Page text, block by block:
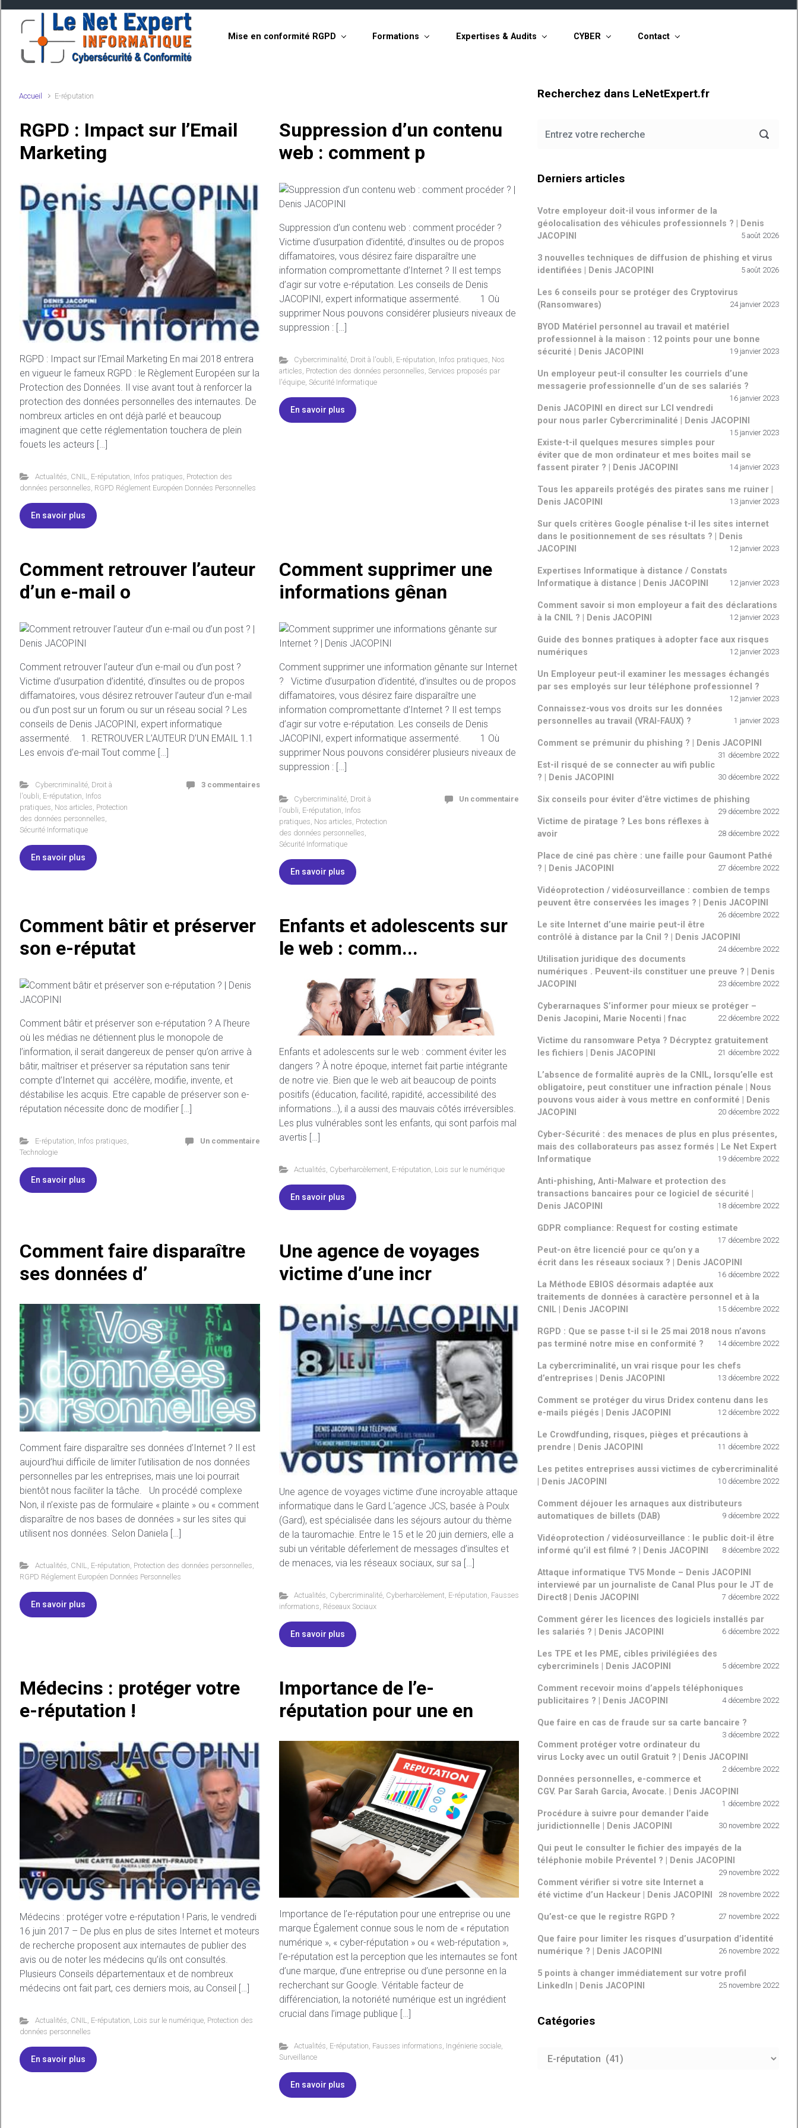
Skip to main content
Mise en conformité RGPD Formations Expertises & Audits CYBER Contact
Accueil E-réputation
RGPD : Impact sur l’Email
Marketing
RGPD : Impact sur l’Email Marketing En mai 2018 entrera
en vigueur le fameux RGPD : le Règlement Européen sur la
Protection des Données. Il vise avant tout à renforcer la
protection des données personnelles des internautes. De
nombreux articles en ont déjà parlé et beaucoup
imaginent que cette réglementation touchera de plein
fouets les acteurs […]
Actualités CNIL E-réputation Infos pratiques Protection des
données personnelles RGPD Réglement Européen Données Personnelles
En savoir plus
Suppression d’un contenu
web : comment p
Suppression d’un contenu web : comment procéder ?
Victime d’usurpation d’identité, d’insultes ou de propos
diffamatoires, vous désirez faire disparaître une
information compromettante d’Internet ? Il est temps
d’agir sur votre e-réputation. Les conseils de Denis
JACOPINI, expert informatique assermenté. 1 Où
supprimer Nous pouvons considérer plusieurs niveaux de
suppression : […]
Cybercriminalité, Droit à l'oubli, E-réputation, Infos pratiques, Nos
articles, Protection des données personnelles, Services proposés par
l'équipe, Sécurité Informatique
En savoir plus
Comment retrouver l’auteur
d’un e-mail o
Comment retrouver l’auteur d’un e-mail ou d’un post ?
Victime d’usurpation d’identité, d’insultes ou de propos
diffamatoires, vous désirez retrouver l’auteur d’un e-mail
ou d’un post sur un forum ou sur un réseau social ? Les
conseils de Denis JACOPINI, expert informatique
assermenté. 1. RETROUVER L’AUTEUR D’UN EMAIL 1.1
Les envois d’e-mail Tout comme […]
Cybercriminalité, Droit à
l'oubli E-réputation Infos
pratiques Nos articles Protection
des données personnelles
Sécurité Informatique
3 commentaires
En savoir plus
Comment supprimer une
informations gênan
Comment supprimer une information gênante sur Internet
? Victime d’usurpation d’identité, d’insultes ou de propos
diffamatoires, vous désirez faire disparaître une
information compromettante d’Internet ? Il est temps
d’agir sur votre e-réputation. Les conseils de Denis
JACOPINI, expert informatique assermenté. 1 Où
supprimer Nous pouvons considérer plusieurs niveaux de
suppression : […]
Cybercriminalité Droit à
l'oubli E-réputation Infos
pratiques Nos articles Protection
des données personnelles
Sécurité Informatique
Un commentaire
En savoir plus
Comment bâtir et préserver
son e-réputat
Comment bâtir et préserver son e-réputation ? A l’heure
où les médias ne détiennent plus le monopole de
l’information, il serait dangereux de penser qu’on arrive à
bâtir, maîtriser et préserver sa réputation sans tenir
compte d’Internet qui accélère, modifie, invente, et
déstabilise les acquis. Etre capable de préserver son e-
réputation nécessite donc de modifier […]
E-réputation Infos pratiques
Technologie
Un commentaire
En savoir plus
Enfants et adolescents sur
le web : comm...
Enfants et adolescents sur le web : comment éviter les
dangers ? À notre époque, internet fait partie intégrante
de notre vie. Bien que le web ait beaucoup de points
positifs (éducation, facilité, rapidité, accessibilité des
informations…), il a aussi des mauvais côtés irréversibles.
Les plus vulnérables sont les enfants, qui sont parfois mal
avertis […]
Actualités Cyberharcèlement E-réputation Lois sur le numérique
En savoir plus
Comment faire disparaître
ses données d’
Comment faire disparaître ses données d’Internet ? Il est
aujourd’hui difficile de limiter l’utilisation de nos données
personnelles par les entreprises, mais une loi pourrait
bientôt nous faciliter la tâche. Un procédé complexe
Non, il n’existe pas de formulaire « plainte » ou « comment
disparaître de nos bases de données » sur les sites qui
utilisent nos données. Selon Daniela […]
Actualités CNIL E-réputation Protection des données personnelles
RGPD Réglement Européen Données Personnelles
En savoir plus
Une agence de voyages
victime d’une incr
Une agence de voyages victime d’une incroyable attaque
informatique dans le Gard L‘agence JCS, basée à Poulx
(Gard), est spécialisée dans les séjours autour du thème
de la tauromachie. Entre le 15 et le 20 juin derniers, elle a
subi un véritable déferlement de messages d’insultes et
de menaces, via les réseaux sociaux, sur sa […]
Actualités, Cybercriminalité, Cyberharcèlement, E-réputation, Fausses
informations, Réseaux Sociaux
En savoir plus
Médecins : protéger votre
e-réputation !
Médecins : protéger votre e-réputation ! Paris, le vendredi
16 juin 2017 – De plus en plus de sites Internet et moteurs
de recherche proposent aux internautes de publier des
avis ou de noter les médecins qu’ils ont consultés.
Plusieurs Conseils départementaux et de nombreux
médecins ont fait part, ces derniers mois, au Conseil […]
Actualités CNIL E-réputation Lois sur le numérique, Protection des
données personnelles
En savoir plus
Importance de l’e-
réputation pour une en
Importance de l’e-réputation pour une entreprise ou une
marque Également connue sous le nom de « réputation
numérique », « cyber-réputation » ou « web-réputation »,
l’e-réputation est la perception que les internautes se font
d’une marque, d’une entreprise ou d’une personne en la
recherchant sur Google. Véritable facteur de
différenciation, la notoriété numérique est un ingrédient
crucial dans l’image publique […]
Actualités, E-réputation, Fausses informations, Ingénierie sociale,
Surveillance
En savoir plus
Recherchez dans LeNetExpert.fr
Derniers articles
Votre employeur doit-il vous informer de la
géolocalisation des véhicules professionnels ? | Denis
JACOPINI
5 août 2026
3 nouvelles techniques de diffusion de phishing et virus
identifiées | Denis JACOPINI
5 août 2026
Les 6 conseils pour se protéger des Cryptovirus
(Ransomwares)
24 janvier 2023
BYOD Matériel personnel au travail et matériel
professionnel à la maison : 12 points pour une bonne
sécurité | Denis JACOPINI
19 janvier 2023
Un employeur peut-il consulter les courriels d’une
messagerie professionnelle d’un de ses salariés ?
16 janvier 2023
Denis JACOPINI en direct sur LCI vendredi
pour nous parler Cybercriminalité | Denis JACOPINI
15 janvier 2023
Existe-t-il quelques mesures simples pour
éviter que de mon ordinateur et mes boites mail se
fassent pirater ? | Denis JACOPINI
14 janvier 2023
Tous les appareils protégés des pirates sans me ruiner |
Denis JACOPINI
13 janvier 2023
Sur quels critères Google pénalise t-il les sites internet
dans le positionnement de ses résultats ? | Denis
JACOPINI
12 janvier 2023
Expertises Informatique à distance / Constats
Informatique à distance | Denis JACOPINI
12 janvier 2023
Comment savoir si mon employeur a fait des déclarations
à la CNIL ? | Denis JACOPINI
12 janvier 2023
Guide des bonnes pratiques à adopter face aux risques
numériques
12 janvier 2023
Un Employeur peut-il examiner les messages échangés
par ses employés sur leur téléphone professionnel ?
12 janvier 2023
Connaissez-vous vos droits sur les données
personnelles au travail (VRAI-FAUX) ?
1 janvier 2023
Comment se prémunir du phishing ? | Denis JACOPINI
31 décembre 2022
Est-il risqué de se connecter au wifi public
? | Denis JACOPINI
30 décembre 2022
Six conseils pour éviter d’être victimes de phishing
29 décembre 2022
Victime de piratage ? Les bons réflexes à
avoir
28 décembre 2022
Place de ciné pas chère : une faille pour Gaumont Pathé
? | Denis JACOPINI
27 décembre 2022
Vidéoprotection / vidéosurveillance : combien de temps
peuvent être conservées les images ? | Denis JACOPINI
26 décembre 2022
Le site Internet d’une mairie peut-il être
contrôlé à distance par la Cnil ? | Denis JACOPINI
24 décembre 2022
Utilisation juridique des documents
numériques . Peuvent-ils constituer une preuve ? | Denis
JACOPINI
23 décembre 2022
Cyberarnaques S’informer pour mieux se protéger –
Denis Jacopini, Marie Nocenti | fnac
22 décembre 2022
Victime du ransomware Petya ? Décryptez gratuitement
les fichiers | Denis JACOPINI
21 décembre 2022
L’absence de formalité auprès de la CNIL, lorsqu’elle est
obligatoire, peut constituer une infraction pénale | Nous
pouvons vous aider à vous mettre en conformité | Denis
JACOPINI
20 décembre 2022
Cyber-Sécurité : des menaces de plus en plus présentes,
mais des collaborateurs pas assez formés | Le Net Expert
Informatique
19 décembre 2022
Anti-phishing, Anti-Malware et protection des
transactions bancaires pour ce logiciel de sécurité |
Denis JACOPINI
18 décembre 2022
GDPR compliance: Request for costing estimate
17 décembre 2022
Peut-on être licencié pour ce qu’on y a
écrit dans les réseaux sociaux ? | Denis JACOPINI
16 décembre 2022
La Méthode EBIOS désormais adaptée aux
traitements de données à caractère personnel et à la
CNIL | Denis JACOPINI
15 décembre 2022
RGPD : Que se passe t-il si le 25 mai 2018 nous n’avons
pas terminé notre mise en conformité ?
14 décembre 2022
La cybercriminalité, un vrai risque pour les chefs
d’entreprises | Denis JACOPINI
13 décembre 2022
Comment se protéger du virus Dridex contenu dans les
e-mails piégés | Denis JACOPINI
12 décembre 2022
Le Crowdfunding, risques, pièges et précautions à
prendre | Denis JACOPINI
11 décembre 2022
Les petites entreprises aussi victimes de cybercriminalité
| Denis JACOPINI
10 décembre 2022
Comment déjouer les arnaques aux distributeurs
automatiques de billets (DAB)
9 décembre 2022
Vidéoprotection / vidéosurveillance : le public doit-il être
informé qu’il est filmé ? | Denis JACOPINI
8 décembre 2022
Attaque informatique TV5 Monde – Denis JACOPINI
interviewé par un journaliste de Canal Plus pour le JT de
Direct8 | Denis JACOPINI
7 décembre 2022
Comment gérer les licences des logiciels installés par
les salariés ? | Denis JACOPINI
6 décembre 2022
Les TPE et les PME, cibles privilégiées des
cybercriminels | Denis JACOPINI
5 décembre 2022
Comment recevoir moins d’appels téléphoniques
publicitaires ? | Denis JACOPINI
4 décembre 2022
Que faire en cas de fraude sur sa carte bancaire ?
3 décembre 2022
Comment protéger votre ordinateur du
virus Locky avec un outil Gratuit ? | Denis JACOPINI
2 décembre 2022
Données personnelles, e-commerce et
CGV. Par Sarah Garcia, Avocate. | Denis JACOPINI
1 décembre 2022
Procédure à suivre pour demander l’aide
juridictionnelle | Denis JACOPINI
30 novembre 2022
Qui peut le consulter le fichier des impayés de la
téléphonie mobile Préventel ? | Denis JACOPINI
29 novembre 2022
Comment vérifier si votre site Internet a
été victime d’un Hackeur | Denis JACOPINI
28 novembre 2022
Qu’est-ce que le registre RGPD ? 27 novembre 2022
Que faire pour limiter les risques d’usurpation d’identité
numérique ? | Denis JACOPINI
26 novembre 2022
5 points à changer immédiatement sur votre profil
LinkedIn | Denis JACOPINI
25 novembre 2022
Catégories
Catégories